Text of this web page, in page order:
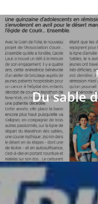
Du sable